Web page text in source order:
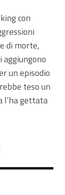
con
di morte,
aggiungono
un episodio
teso un
l’ha gettata